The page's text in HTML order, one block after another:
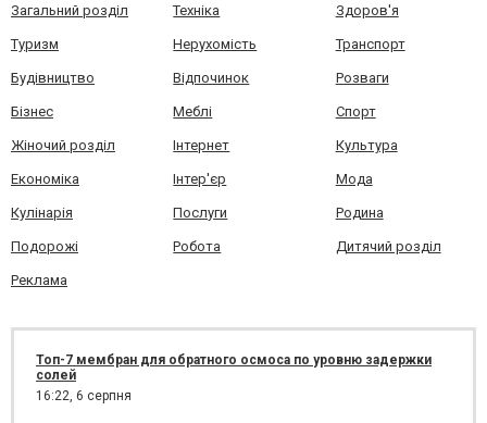
Загальний розділ Техніка Здоров'я
Туризм Нерухомість Транспорт
Будівництво Відпочинок Розваги
Бізнес Меблі Спорт
Жіночий розділ Інтернет Культура
Економіка Інтер'єр Мода
Кулінарія Послуги Родина
Подорожі Робота Дитячий розділ
Реклама
Топ-7 мембран для обратного осмоса по уровню задержки
солей
16:22, 6 серпня